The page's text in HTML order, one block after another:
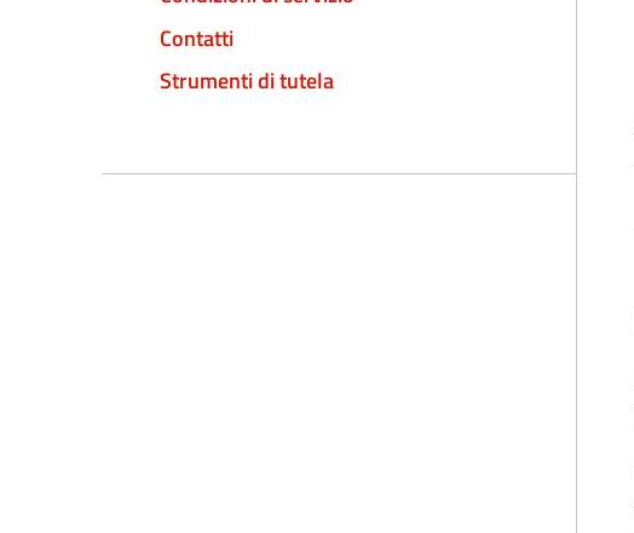
Contatti
Strumenti di tutela